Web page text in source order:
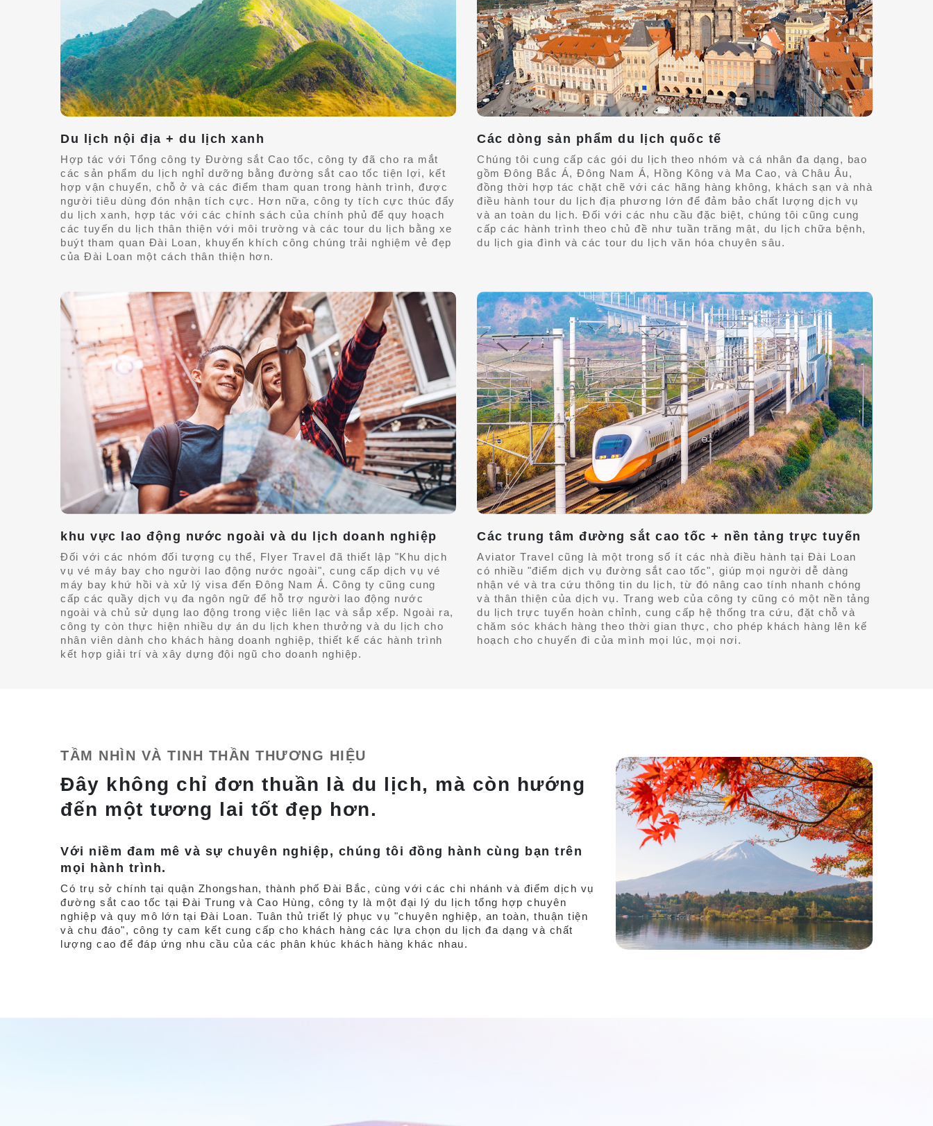
Du lịch nội địa + du lịch xanh
Hợp tác với Tổng công ty Đường sắt Cao tốc, công ty đã cho ra mắt
các sản phẩm du lịch nghỉ dưỡng bằng đường sắt cao tốc tiện lợi, kết
hợp vận chuyển, chỗ ở và các điểm tham quan trong hành trình, được
người tiêu dùng đón nhận tích cực. Hơn nữa, công ty tích cực thúc đẩy
du lịch xanh, hợp tác với các chính sách của chính phủ để quy hoạch
các tuyến du lịch thân thiện với môi trường và các tour du lịch bằng xe
buýt tham quan Đài Loan, khuyến khích công chúng trải nghiệm vẻ đẹp
của Đài Loan một cách thân thiện hơn.
Các dòng sản phẩm du lịch quốc tế
Chúng tôi cung cấp các gói du lịch theo nhóm và cá nhân đa dạng, bao
gồm Đông Bắc Á, Đông Nam Á, Hồng Kông và Ma Cao, và Châu Âu,
đồng thời hợp tác chặt chẽ với các hãng hàng không, khách sạn và nhà
điều hành tour du lịch địa phương lớn để đảm bảo chất lượng dịch vụ
và an toàn du lịch. Đối với các nhu cầu đặc biệt, chúng tôi cũng cung
cấp các hành trình theo chủ đề như tuần trăng mật, du lịch chữa bệnh,
du lịch gia đình và các tour du lịch văn hóa chuyên sâu.
khu vực lao động nước ngoài và du lịch doanh nghiệp
Đối với các nhóm đối tượng cụ thể, Flyer Travel đã thiết lập "Khu dịch
vụ vé máy bay cho người lao động nước ngoài", cung cấp dịch vụ vé
máy bay khứ hồi và xử lý visa đến Đông Nam Á. Công ty cũng cung
cấp các quầy dịch vụ đa ngôn ngữ để hỗ trợ người lao động nước
ngoài và chủ sử dụng lao động trong việc liên lạc và sắp xếp. Ngoài ra,
công ty còn thực hiện nhiều dự án du lịch khen thưởng và du lịch cho
nhân viên dành cho khách hàng doanh nghiệp, thiết kế các hành trình
kết hợp giải trí và xây dựng đội ngũ cho doanh nghiệp.
Các trung tâm đường sắt cao tốc + nền tảng trực tuyến
Aviator Travel cũng là một trong số ít các nhà điều hành tại Đài Loan
có nhiều "điểm dịch vụ đường sắt cao tốc", giúp mọi người dễ dàng
nhận vé và tra cứu thông tin du lịch, từ đó nâng cao tính nhanh chóng
và thân thiện của dịch vụ. Trang web của công ty cũng có một nền tảng
du lịch trực tuyến hoàn chỉnh, cung cấp hệ thống tra cứu, đặt chỗ và
chăm sóc khách hàng theo thời gian thực, cho phép khách hàng lên kế
hoạch cho chuyến đi của mình mọi lúc, mọi nơi.
TẦM NHÌN VÀ TINH THẦN THƯƠNG HIỆU
Đây không chỉ đơn thuần là du lịch, mà còn hướng
đến một tương lai tốt đẹp hơn.
Với niềm đam mê và sự chuyên nghiệp, chúng tôi đồng hành cùng bạn trên
mọi hành trình.
Có trụ sở chính tại quận Zhongshan, thành phố Đài Bắc, cùng với các chi nhánh và điểm dịch vụ
đường sắt cao tốc tại Đài Trung và Cao Hùng, công ty là một đại lý du lịch tổng hợp chuyên
nghiệp và quy mô lớn tại Đài Loan. Tuân thủ triết lý phục vụ "chuyên nghiệp, an toàn, thuận tiện
và chu đáo", công ty cam kết cung cấp cho khách hàng các lựa chọn du lịch đa dạng và chất
lượng cao để đáp ứng nhu cầu của các phân khúc khách hàng khác nhau.